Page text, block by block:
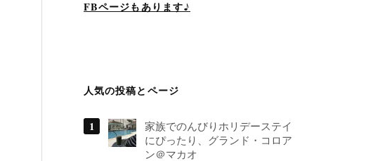
FBページもあります♪
人気の投稿とページ
家族でのんびりホリデーステイ
にぴったり、グランド・コロア
ン＠マカオ